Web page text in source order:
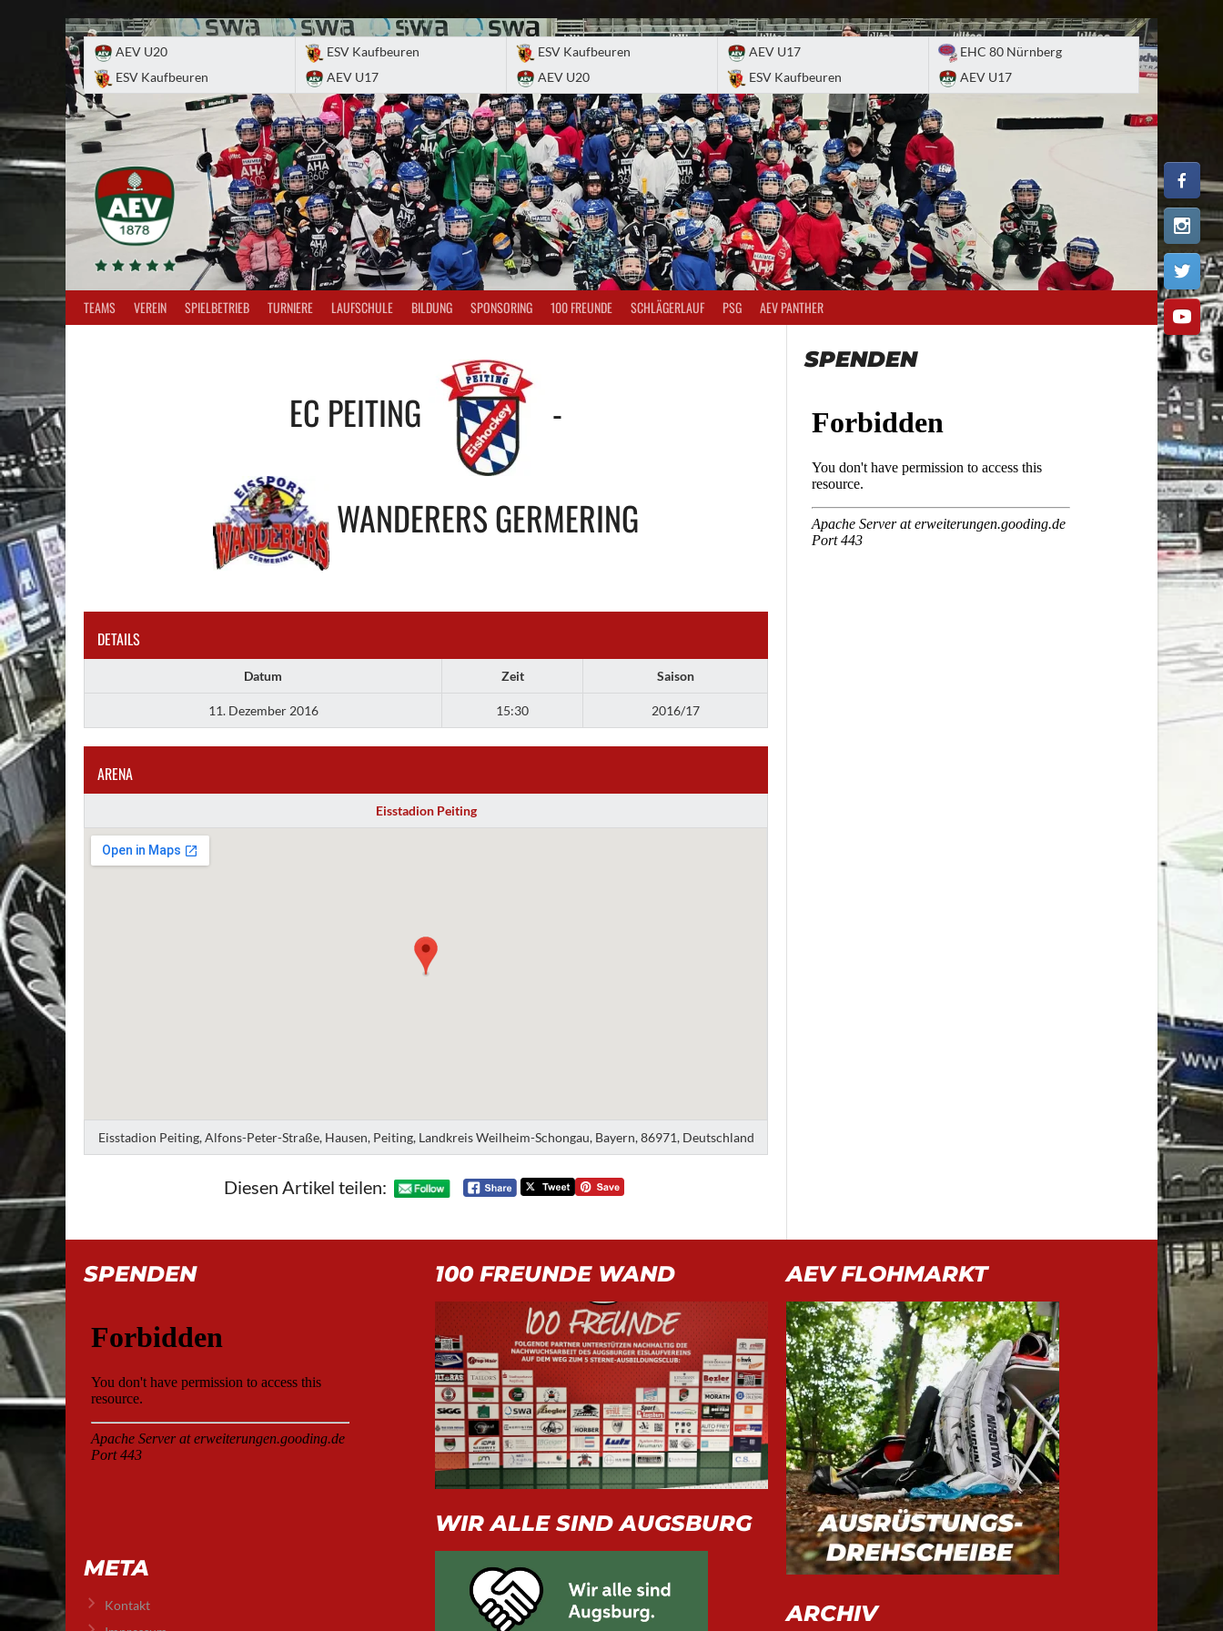
AEV U20
ESV Kaufbeuren
ESV Kaufbeuren
AEV U17
ESV Kaufbeuren
AEV U20
AEV U17
ESV Kaufbeuren
EHC 80 Nürnberg
AEV U17
TEAMS VEREIN SPIELBETRIEB TURNIERE LAUFSCHULE BILDUNG SPONSORING 100 FREUNDE SCHLÄGERLAUF PSG AEV PANTHER
EC PEITING -
WANDERERS GERMERING
DETAILS
Datum Zeit Saison
11. Dezember 2016 15:30 2016/17
ARENA
Eisstadion Peiting
Eisstadion Peiting, Alfons-Peter-Straße, Hausen, Peiting, Landkreis Weilheim-Schongau, Bayern, 86971, Deutschland
Diesen Artikel teilen:
SPENDEN
SPENDEN
META
Kontakt
100 FREUNDE WAND
WIR ALLE SIND AUGSBURG
AEV FLOHMARKT
ARCHIV